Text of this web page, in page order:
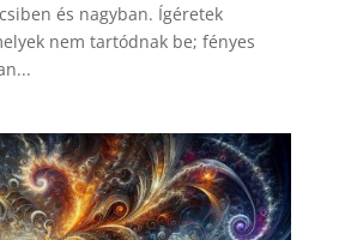
és nagyban. Ígéretek
nem tartódnak be; fényes